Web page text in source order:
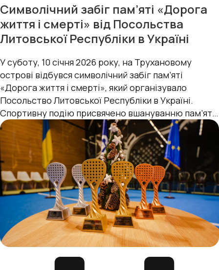
Символічний забіг пам’яті «Дорога
життя і смерті» від Посольства
Литовської Республіки в Україні
У суботу, 10 січня 2026 року, на Трухановому
острові відбувся символічний забіг пам’яті
«Дорога життя і смерті», який організувало
Посольство Литовської Республіки в Україні.
Спортивну подію присвячено вшануванню пам’яті
жертв